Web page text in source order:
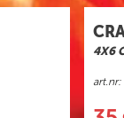
4X6
art.nr: